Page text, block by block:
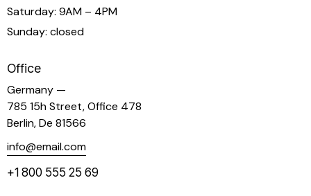
Saturday: 9AM – 4PM
Sunday: closed
Office
Germany —
785 15h Street, Office 478
Berlin, De 81566
info@email.com
+1 800 555 25 69